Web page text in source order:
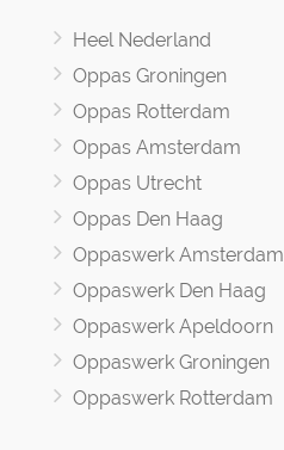
Heel Nederland
Oppas Groningen
Oppas Rotterdam
Oppas Amsterdam
Oppas Utrecht
Oppas Den Haag
Oppaswerk Amsterdam
Oppaswerk Den Haag
Oppaswerk Apeldoorn
Oppaswerk Groningen
Oppaswerk Rotterdam